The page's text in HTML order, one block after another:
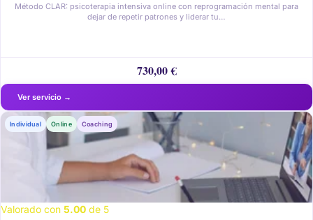
730,00€
Método CLAR: psicoterapia intensiva online con reprogramación mental para
dejar de repetir patrones y liderar tu…
Individual Online Coaching
Valorado con 5.00 de 5